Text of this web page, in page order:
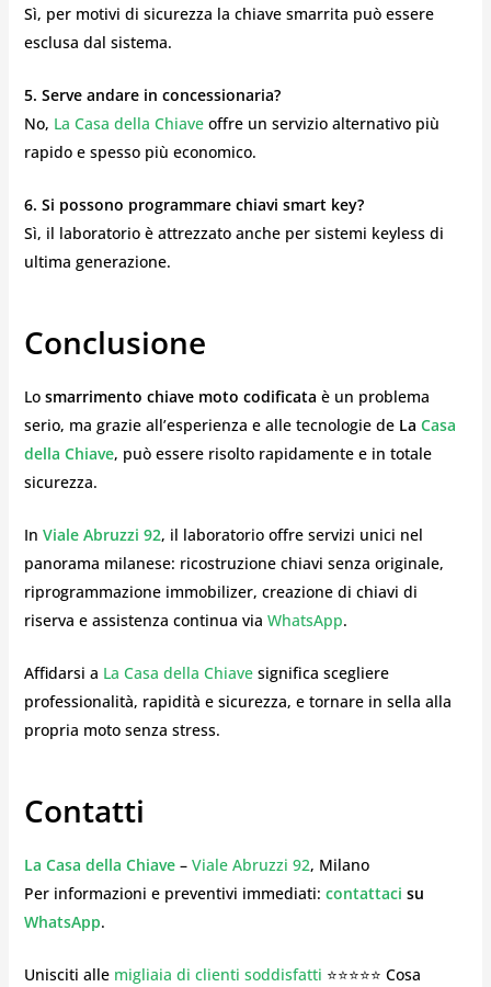
Sì, per motivi di sicurezza la chiave smarrita può essere
esclusa dal sistema.
5. Serve andare in concessionaria?
No, La Casa della Chiaveoffre un servizio alternativo più
rapido e spesso più economico.
6. Si possono programmare chiavi smart key?
Sì, il laboratorio è attrezzato anche per sistemi keyless di
ultima generazione.
Conclusione
Lo smarrimento chiave moto codificata è un problema
serio, ma grazie all’esperienza e alle tecnologie de La Casa
della Chiave, può essere risolto rapidamente e in totale
sicurezza.
In Viale Abruzzi 92, il laboratorio offre servizi unici nel
panorama milanese: ricostruzione chiavi senza originale,
riprogrammazione immobilizer, creazione di chiavi di
riserva e assistenza continua via WhatsApp.
Affidarsi a La Casa della Chiavesignifica scegliere
professionalità, rapidità e sicurezza, e tornare in sella alla
propria moto senza stress.
Contatti
La Casa della Chiave– Viale Abruzzi 92, Milano
Per informazioni e preventivi immediati: contattaci su
WhatsApp.
Unisciti alle migliaia di clienti soddisfatti ⭐⭐⭐⭐⭐ Cosa